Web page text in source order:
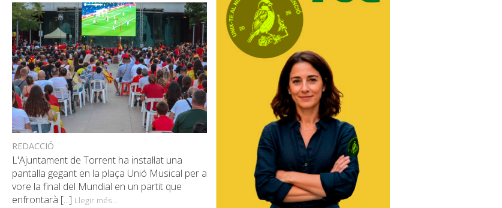
REDACCIÓ
L'Ajuntament de Torrent ha instal·lat una
pantalla gegant en la plaça Unió Musical per a
vore la final del Mundial en un partit que
enfrontarà [...] Llegir més...